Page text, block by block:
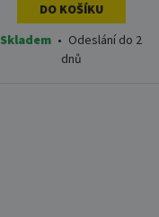
DO KOŠÍKU
Skladem • Odeslání do 2
dnů